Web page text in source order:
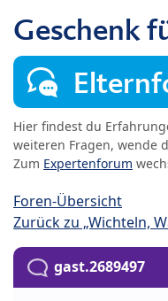
Geschenk
Hier findest du
weiteren Fragen, wende
Zum Expertenforum
Foren-Übersicht
Zurück zu „Wichteln,
gast.2689497